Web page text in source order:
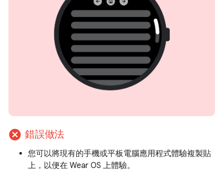
cancel 錯誤做法
您可以將現有的手機或平板電腦應用程式體驗複製貼
上，以便在 Wear OS 上體驗。